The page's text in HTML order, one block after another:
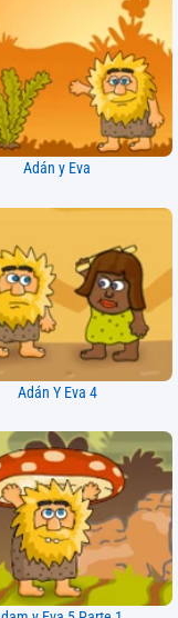
Adán y Eva
Adán Y Eva 4